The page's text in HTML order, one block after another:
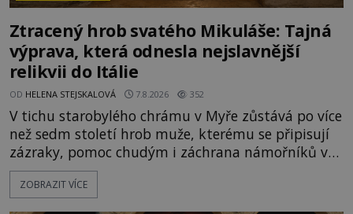
Ztracený hrob svatého Mikuláše: Tajná
výprava, která odnesla nejslavnější
relikvii do Itálie
OD HELENA STEJSKALOVÁ 7.8.2026 352
V tichu starobylého chrámu v Myře zůstává po více
než sedm století hrob muže, kterému se připisují
zázraky, pomoc chudým i záchrana námořníků v
bouřích. Pak ale přichází rok 1087 a klidné místo
se mění v dějiště podivné noční výpravy. Skupina
ZOBRAZIT VÍCE